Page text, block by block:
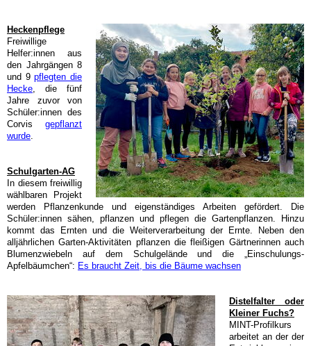
Heckenpflege
Freiwillige
Helfer:innen
aus
den Jahrgängen 8
und 9pflegten die
Hecke, die fünf
Jahre zuvor von
Schüler:innen des
Corvis
gepflanzt
wurde.
Schulgarten-AG
In diesem freiwillig
wählbaren Projekt
werden Pflanzenkunde und eigenständiges Arbeiten gefördert. Die
Schüler:innen sähen, pflanzen und pflegen die Gartenpflanzen.
Hinzu
kommt das
Ernten und die Weiterverarbeitung der Ernte.
Neben den
alljährlichen Garten-Aktivitäten pflanzen die fleißigen Gärtnerinnen auch
Blumenzwiebeln auf dem Schulgelände und die „Einschulungs-
Apfelbäumchen“: Es braucht Zeit, bis die Bäume wachsen
Distelfalter oder
Kleiner Fuchs?
MINT-Profilkurs
arbeitet an der der